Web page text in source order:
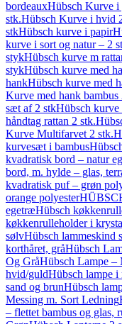
bordeauxHübsch Kurve i
stk.Hübsch Kurve i hvid
stkHübsch kurve i papir
kurve i sort og natur – 2
stykHübsch kurve m
stykHübsch kurve med
hankHübsch kurve med
Kurve med hank bambus
sæt af 2 stkHübsch kurve
håndtag rattan 2 stk.
Kurve Multifarvet 2 stk.
kurvesæt i bambus
kvadratisk bord – natur
bord, m. hylde – glas,
kvadratisk puf – grøn
orange polyester
egetræHübsch
køkkenrulleholder i
sølvHübsch lammeskind
korthåret, gråHübsch
Og GråHübsch Lampe –
hvid/guldHübsch lampe i
sand og brunHübsch
Messing m. Sort Ledning
– flettet bambus og glas,